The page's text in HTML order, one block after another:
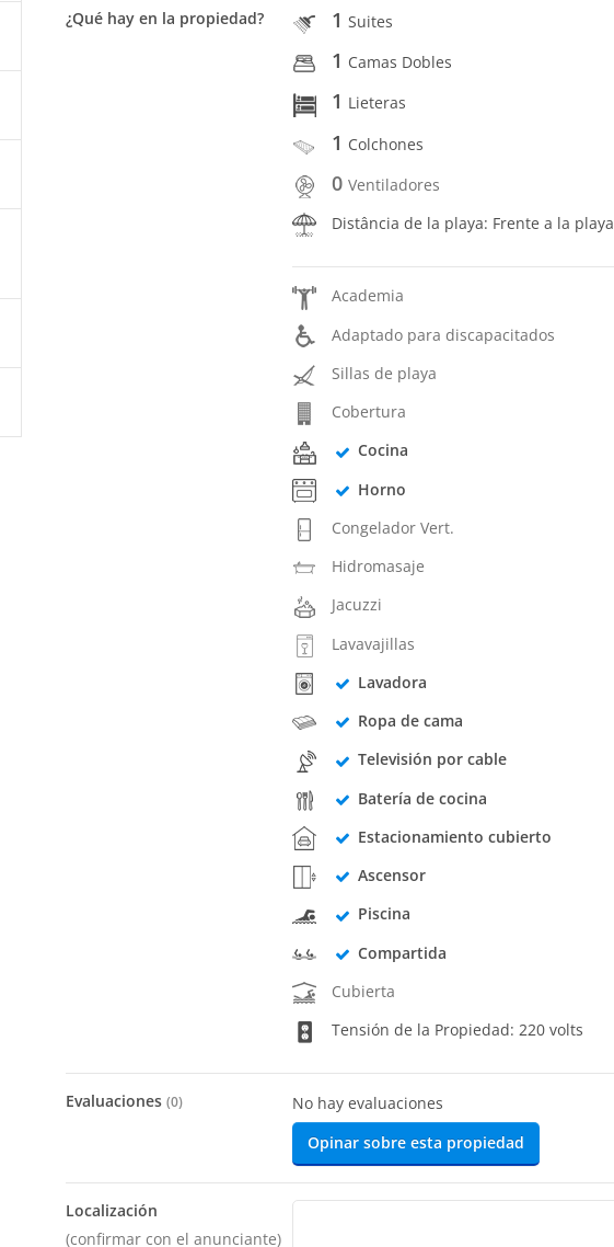
¿Qué hay en la propiedad? 1Suites
1 Camas Dobles
1 Lieteras
1 Colchones
0Ventiladores
Distância de la playa: Frente a la playa
Academia
Adaptado para discapacitados
Sillas de playa
Cobertura
Cocina
Horno
Congelador Vert.
Hidromasaje
Jacuzzi
Lavavajillas
Lavadora
Ropa de cama
Televisión por cable
Batería de cocina
Estacionamiento cubierto
Ascensor
Piscina
Compartida
Cubierta
Tensión de la Propiedad: 220 volts
Evaluaciones (0)
No hay evaluaciones
Opinar sobre esta propiedad
Localización
(confirmar con el anunciante)